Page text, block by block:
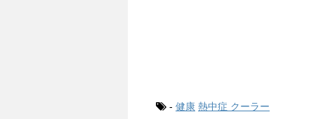
- 健康 熱中症 クーラー